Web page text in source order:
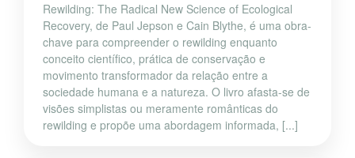
Rewilding: The Radical New Science of Ecological
Recovery, de Paul Jepson e Cain Blythe, é uma obra-
chave para compreender o rewilding enquanto
conceito científico, prática de conservação e
movimento transformador da relação entre a
sociedade humana e a natureza. O livro afasta-se de
visões simplistas ou meramente românticas do
rewilding e propõe uma abordagem informada, [...]